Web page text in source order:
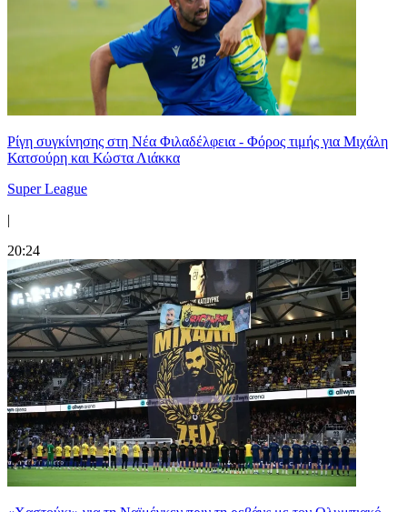
Ρίγη συγκίνησης στη Νέα Φιλαδέλφεια - Φόρος τιμής για Μιχάλη
Κατσούρη και Κώστα Λιάκκα
Super League
|
20:24